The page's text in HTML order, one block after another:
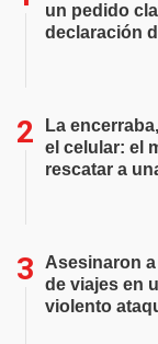
un pedido
declaración
La
el celular: el
rescatar a
Asesinaron
de viajes en
violento